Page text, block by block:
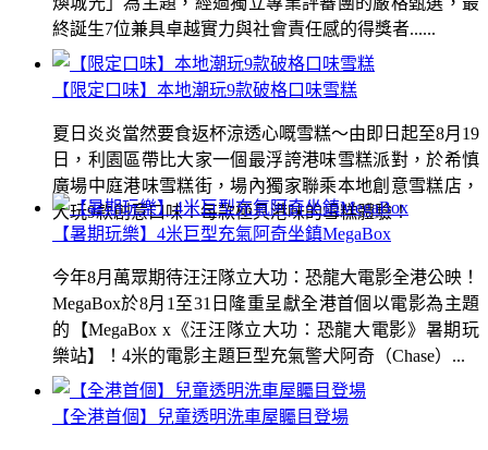
【限定口味】本地潮玩9款破格口味雪糕
夏日炎炎當然要食返杯涼透心嘅雪糕～由即日起至8月19
日，利園區帶比大家一個最浮誇港味雪糕派對，於希慎
廣場中庭港味雪糕街，場內獨家聯乘本地創意雪糕店，
大玩9款創意口味！每款極具港味的雪糕體驗！
【全港首個】兒童透明洗車屋矚目登場
終誕生7位兼具卓越實力與社會責任感的得獎者......
【暑期玩樂】4米巨型充氣阿奇坐鎮MegaBox
今年8月萬眾期待汪汪隊立大功：恐龍大電影全港公映！
MegaBox於8月1至31日隆重呈獻全港首個以電影為主題
的【MegaBox x《汪汪隊立大功：恐龍大電影》暑期玩
樂站】！4米的電影主題巨型充氣警犬阿奇（Chase）...